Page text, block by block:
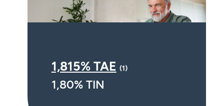
1,815% TAE (1)
1,80% TIN